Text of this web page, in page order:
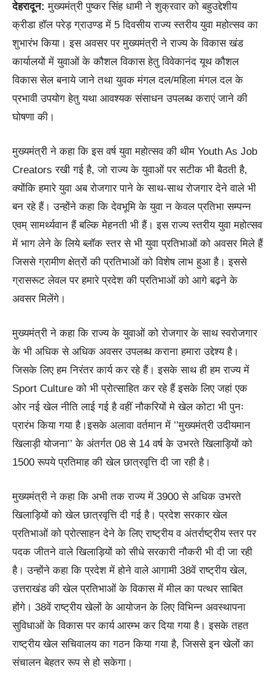
देहरादून:मुख्यमंत्री पुष्कर सिंह धामी ने शुक्रवार को बहुउद्देशीय
क्रीडा हॉल परेड़ ग्राउण्ड में 5 दिवसीय राज्य स्तरीय युवा महोत्सव का
शुभारंभ किया। इस अवसर पर मुख्यमंत्री ने राज्य के विकास खंड
कार्यालयों में युवाओं के कौशल विकास हेतु विवेकानंद यूथ कौशल
विकास सेल बनाये जाने तथा युवक मंगल दल/महिला मंगल दल के
प्रभावी उपयोग हेतु यथा आवश्यक संसाधन उपलब्ध कराएं जाने की
घोषणा की।
मुख्यमंत्री ने कहा कि इस वर्ष युवा महोत्सव की थीम Youth As Job
Creators रखी गई है, जो राज्य के युवाओं पर सटीक भी बैठती है,
क्योंकि हमारे युवा अब रोजगार पाने के साथ-साथ रोजगार देने वाले भी
बन रहे हैं। उन्होंने कहा कि देवभूमि के युवा न केवल प्रतिभा सम्पन्न
एवम् सामर्थ्यवान हैं बल्कि मेहनती भी हैं। इस राज्य स्तरीय युवा महोत्सव
में भाग लेने के लिये ब्लॉक स्तर से भी युवा प्रतिभाओं को अवसर मिले हैं
जिससे ग्रामीण क्षेत्रों की प्रतिभाओं को विशेष लाभ हुआ है। इससे
ग्रासरूट लेवल पर हमारे प्रदेश की प्रतिभाओं को आगे बढ़ने के
अवसर मिलेंगे।
मुख्यमंत्री ने कहा कि राज्य के युवाओं को रोजगार के साथ स्वरोजगार
के भी अधिक से अधिक अवसर उपलब्ध कराना हमारा उद्देश्य है।
जिसके लिए हम निरंतर कार्य कर रहे हैं। इसके साथ ही हम राज्य में
Sport Culture को भी प्रोत्साहित कर रहे हैं इसके लिए जहां एक
ओर नई खेल नीति लाई गई है वहीं नौकरियों मे खेल कोटा भी पुनः
प्रारंभ किया गया है।इसके अलावा वर्तमान में ’’मुख्यमंत्री उदीयमान
खिलाड़ी योजना’’ के अंतर्गत 08 से 14 वर्ष के उभरते खिलाड़ियों को
1500 रूपये प्रतिमाह की खेल छात्रवृत्ति दी जा रही है।
मुख्यमंत्री ने कहा कि अभी तक राज्य में 3900 से अधिक उभरते
खिलाड़ियों को खेल छात्रवृत्ति दी गई है। प्रदेश सरकार खेल
प्रतिभाओं को प्रोत्साहन देने के लिए राष्ट्रीय व अंतर्राष्ट्रीय स्तर पर
पदक जीतने वाले खिलाड़ियों को सीधे सरकारी नौकरी भी दी जा रही
है। उन्होंने कहा कि प्रदेश में होने वाले आगामी 38वें राष्ट्रीय खेल,
उत्तराखंड की खेल प्रतिभाओं के विकास में मील का पत्थर साबित
होंगे। 38वें राष्ट्रीय खेलों के आयोजन के लिए विभिन्न अवस्थापना
सुविधाओं के विकास पर कार्य आरम्भ कर दिया गया है। इसके तहत
राष्ट्रीय खेल सचिवालय का गठन किया गया है, जिससे इन खेलों का
संचालन बेहतर रूप से हो सकेगा।